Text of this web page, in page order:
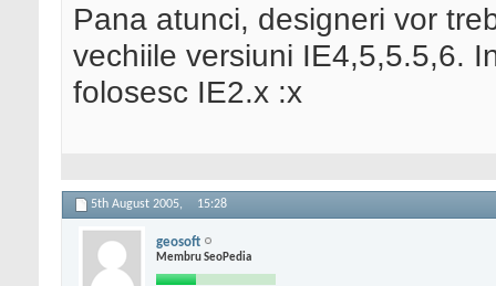
Pana atunci, designeri vor
vechiile versiuni IE4,5,5.5,6.
folosesc IE2.x :x
5th August 2005, 15:28
geosoft
Membru SeoPedia